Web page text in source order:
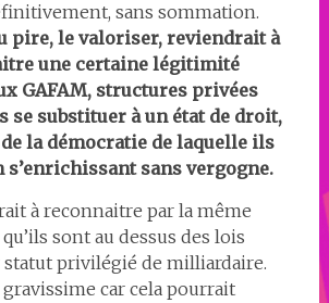
sans sommation.
pire, le valoriser, reviendrait à
une certaine légitimité
GAFAM, structures privées
se substituer à un état de droit,
de la démocratie de laquelle ils
s’enrichissant sans vergogne.
à reconnaitre par la même
sont au dessus des lois
statut privilégié de milliardaire.
gravissime car cela pourrait